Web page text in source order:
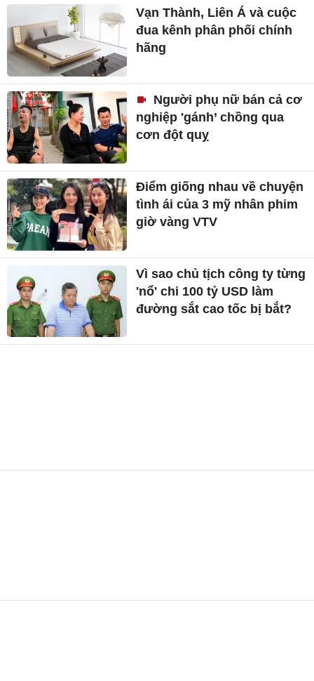
Vạn Thành, Liên Á và cuộc
đua kênh phân phối chính
hãng
Người phụ nữ bán cả cơ
nghiệp 'gánh’ chồng qua
cơn đột quỵ
Điểm giống nhau về chuyện
tình ái của 3 mỹ nhân phim
giờ vàng VTV
Vì sao chủ tịch công ty từng
'nổ' chi 100 tỷ USD làm
đường sắt cao tốc bị bắt?